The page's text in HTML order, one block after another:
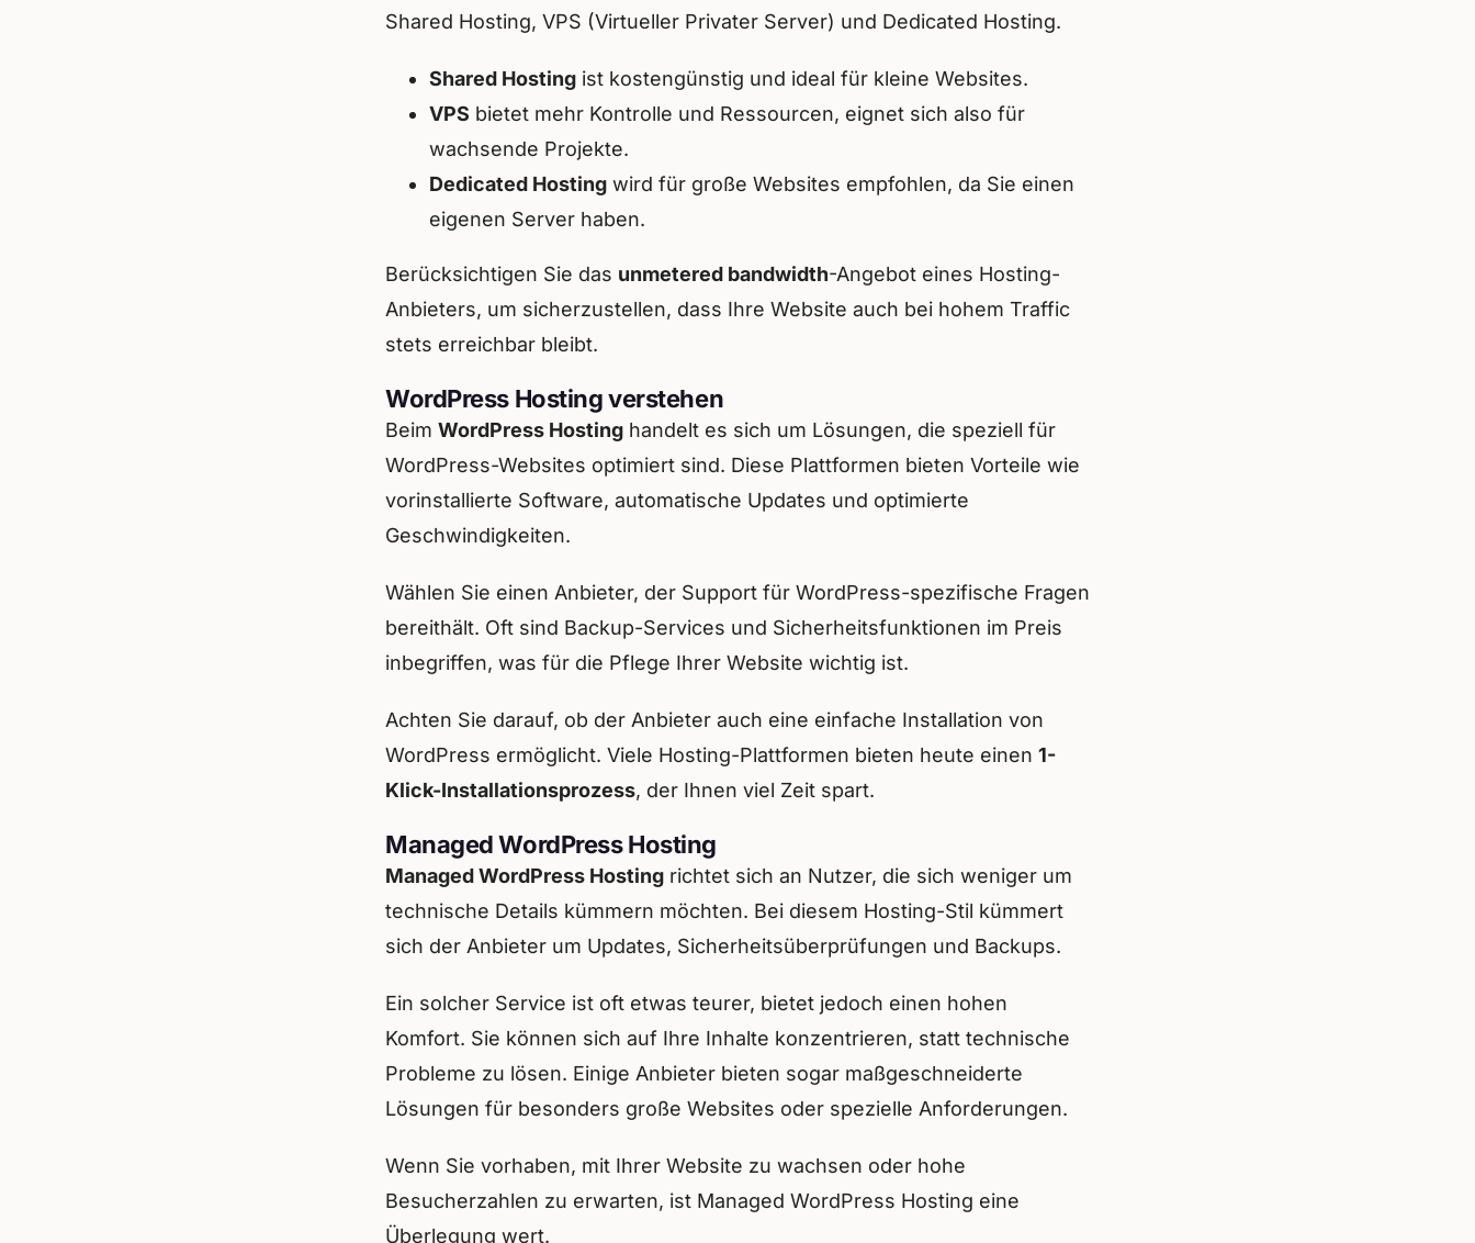
Shared Hosting, VPS (Virtueller Privater Server) und Dedicated Hosting.
Shared Hosting ist kostengünstig und ideal für kleine Websites.
VPS bietet mehr Kontrolle und Ressourcen, eignet sich also für
wachsende Projekte.
Dedicated Hosting wird für große Websites empfohlen, da Sie einen
eigenen Server haben.
Berücksichtigen Sie das unmetered bandwidth-Angebot eines Hosting-
Anbieters, um sicherzustellen, dass Ihre Website auch bei hohem Traffic
stets erreichbar bleibt.
WordPress Hosting verstehen
Beim WordPress Hosting handelt es sich um Lösungen, die speziell für
WordPress-Websites optimiert sind. Diese Plattformen bieten Vorteile wie
vorinstallierte Software, automatische Updates und optimierte
Geschwindigkeiten.
Wählen Sie einen Anbieter, der Support für WordPress-spezifische Fragen
bereithält. Oft sind Backup-Services und Sicherheitsfunktionen im Preis
inbegriffen, was für die Pflege Ihrer Website wichtig ist.
Achten Sie darauf, ob der Anbieter auch eine einfache Installation von
WordPress ermöglicht. Viele Hosting-Plattformen bieten heute einen 1-
Klick-Installationsprozess, der Ihnen viel Zeit spart.
Managed WordPress Hosting
Managed WordPress Hosting richtet sich an Nutzer, die sich weniger um
technische Details kümmern möchten. Bei diesem Hosting-Stil kümmert
sich der Anbieter um Updates, Sicherheitsüberprüfungen und Backups.
Ein solcher Service ist oft etwas teurer, bietet jedoch einen hohen
Komfort. Sie können sich auf Ihre Inhalte konzentrieren, statt technische
Probleme zu lösen. Einige Anbieter bieten sogar maßgeschneiderte
Lösungen für besonders große Websites oder spezielle Anforderungen.
Wenn Sie vorhaben, mit Ihrer Website zu wachsen oder hohe
Besucherzahlen zu erwarten, ist Managed WordPress Hosting eine
Überlegung wert.